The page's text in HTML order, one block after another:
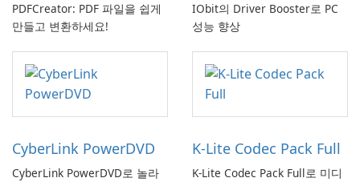
PDFCreator: PDF 파일을 쉽게
만들고 변환하세요!
IObit의 Driver Booster로 PC
성능 향상
CyberLink PowerDVD
CyberLink PowerDVD로 놀라
K-Lite Codec Pack Full
K-Lite Codec Pack Full로 미디